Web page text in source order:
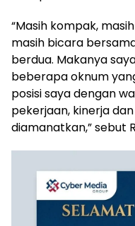
“Masih kompak,
masih bicara
berdua. Makanya
beberapa oknum
posisi saya dengan
pekerjaan, kinerja
diamanatkan,” sebut